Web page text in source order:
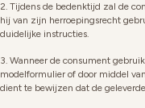
Tijdens de bedenktijd zal de
hij van zijn herroepingsrecht
duidelijke instructies.
Wanneer de consument
modelformulier of door middel
dient te bewijzen dat de